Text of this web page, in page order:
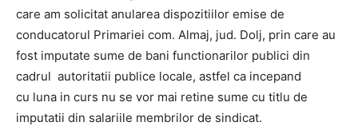
care am solicitat anularea dispozitiilor emise de
conducatorul Primariei com. Almaj, jud. Dolj, prin care au
fost imputate sume de bani functionarilor publici din
cadrul autoritatii publice locale, astfel ca incepand
cu luna in curs nu se vor mai retine sume cu titlu de
imputatii din salariile membrilor de sindicat.